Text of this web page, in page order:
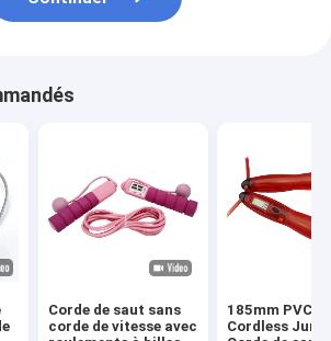
Corde de saut sans
corde de vitesse avec
185mm PVC
Cordless